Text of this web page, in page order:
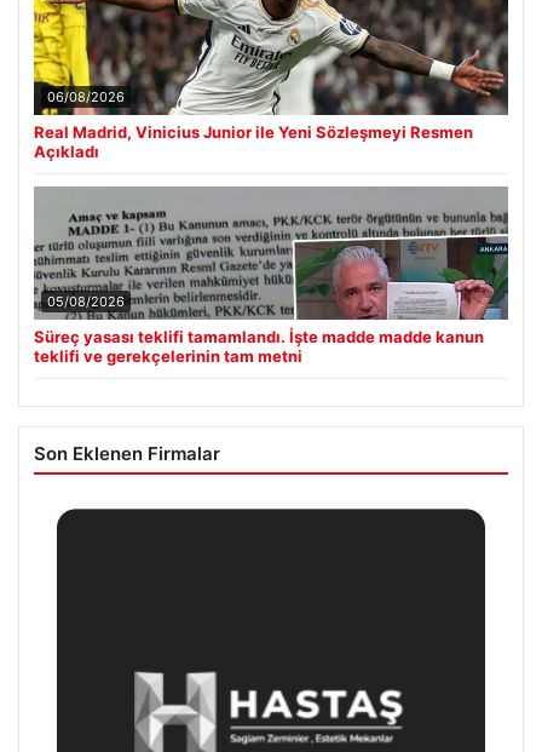
06/08/2026
Real Madrid, Vinicius Junior ile Yeni Sözleşmeyi Resmen
Açıkladı
05/08/2026
Süreç yasası teklifi tamamlandı. İşte madde madde kanun
teklifi ve gerekçelerinin tam metni
Son Eklenen Firmalar